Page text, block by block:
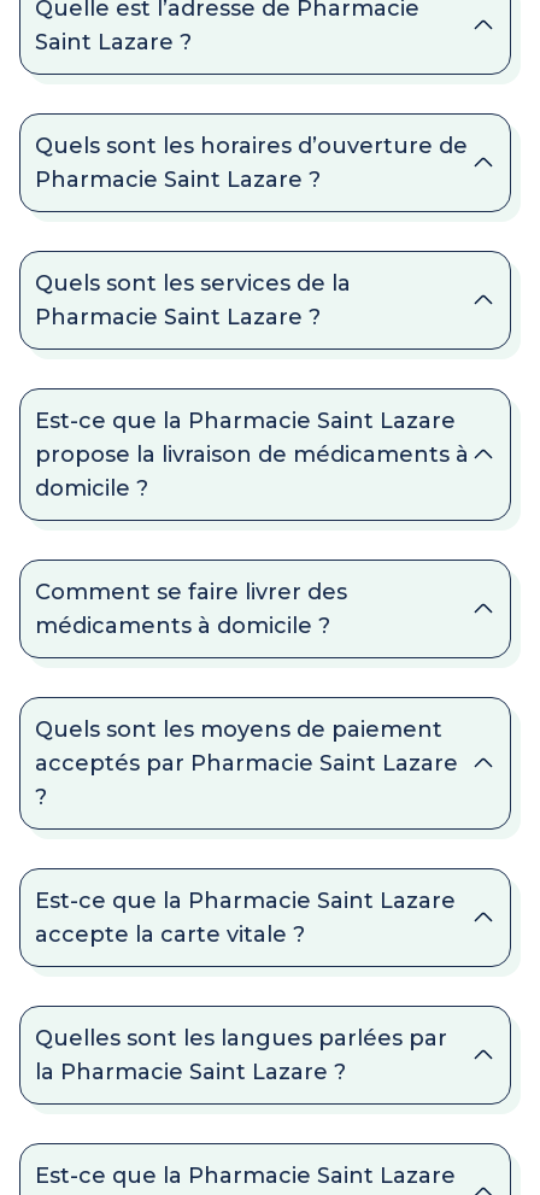
Quelle est l’adresse de Pharmacie
Saint Lazare ?
Quels sont les horaires d’ouverture de
Pharmacie Saint Lazare ?
Quels sont les services de la
Pharmacie Saint Lazare ?
Est-ce que la Pharmacie Saint Lazare
propose la livraison de médicaments à
domicile ?
Comment se faire livrer des
médicaments à domicile ?
Quels sont les moyens de paiement
acceptés par Pharmacie Saint Lazare
?
Est-ce que la Pharmacie Saint Lazare
accepte la carte vitale ?
Quelles sont les langues parlées par
la Pharmacie Saint Lazare ?
Est-ce que la Pharmacie Saint Lazare